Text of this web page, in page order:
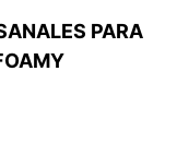
PARA